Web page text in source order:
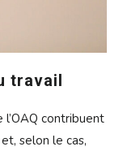
travail
contribuent
selon le cas,